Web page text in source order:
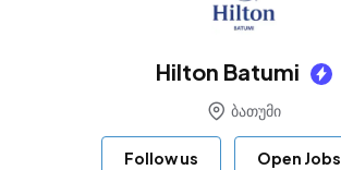
Hilton Batumi
ბათუმი
Follow us Open Jobs